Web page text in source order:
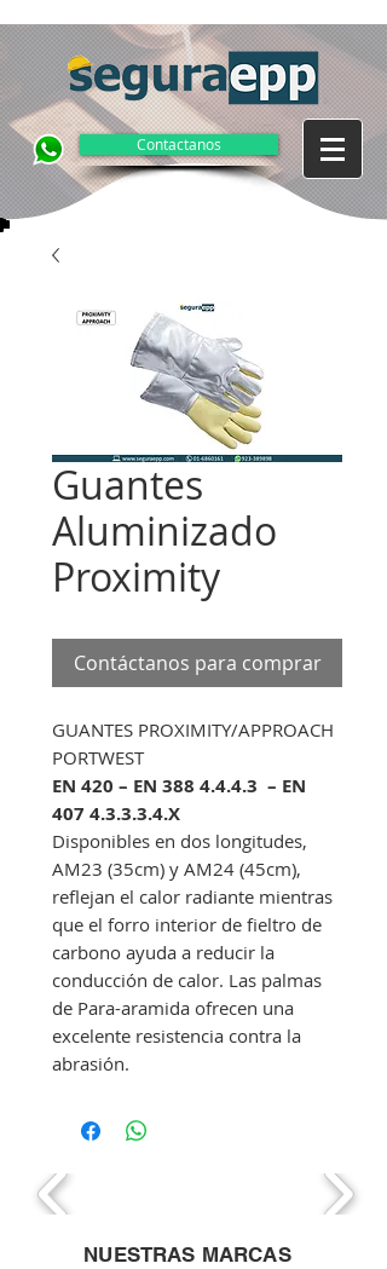
Contactanos
Guantes
Aluminizado
Proximity
Contáctanos para comprar
GUANTES PROXIMITY/APPROACH
PORTWEST
EN 420 – EN 388 4.4.4.3 – EN
407 4.3.3.3.4.X
Disponibles en dos longitudes,
AM23 (35cm) y AM24 (45cm),
reflejan el calor radiante mientras
que el forro interior de fieltro de
carbono ayuda a reducir la
conducción de calor. Las palmas
de Para-aramida ofrecen una
excelente resistencia contra la
abrasión.
NUESTRAS MARCAS